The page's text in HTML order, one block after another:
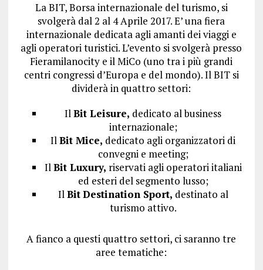
La BIT, Borsa internazionale del turismo, si
svolgerà dal 2 al 4 Aprile 2017. E’ una fiera
internazionale dedicata agli amanti dei viaggi e
agli operatori turistici. L’evento si svolgerà presso
Fieramilanocity e il MiCo (uno tra i più grandi
centri congressi d’Europa e del mondo). Il BIT si
dividerà in quattro settori:
IlBit Leisure, dedicato al business
internazionale;
IlBit Mice, dedicato agli organizzatori di
convegni e meeting;
IlBit Luxury, riservati agli operatori italiani
ed esteri del segmento lusso;
IlBitDestination Sport, destinato al
turismo attivo.
A fianco a questi quattro settori, ci saranno tre
aree tematiche: